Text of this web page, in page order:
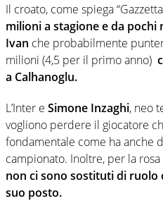
Il croato, come spiega
milioni a stagione e da pochi
Ivan che probabilmente
milioni (4,5 per il primo anno)
a Calhanoglu.
L’Inter e Simone Inzaghi, neo
vogliono perdere il giocatore
fondamentale come ha anche
campionato. Inoltre, per la
non ci sono sostituti di
suo posto.